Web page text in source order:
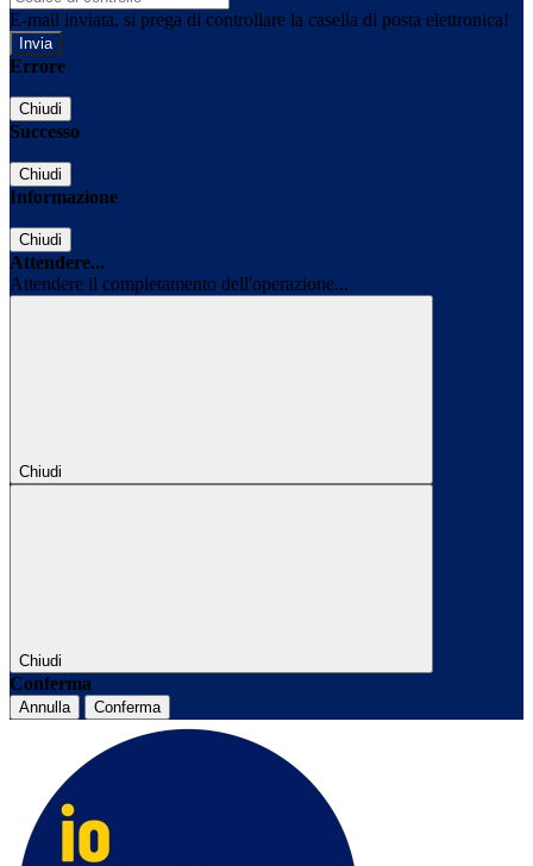
E-mail inviata, si prega di controllare la casella di posta elettronica!
Errore
Chiudi
Successo
Chiudi
Informazione
Chiudi
Attendere...
Attendere il completamento dell'operazione...
Chiudi
Chiudi
Conferma
Annulla Conferma